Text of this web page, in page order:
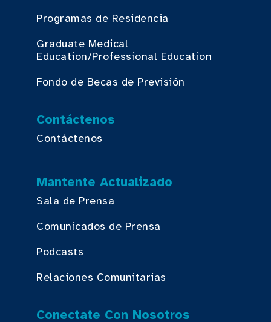
Programas de Residencia
Graduate Medical
Education/Professional Education
Fondo de Becas de Previsión
Contáctenos
Contáctenos
Mantente Actualizado
Sala de Prensa
Comunicados de Prensa
Podcasts
Relaciones Comunitarias
Conectate Con Nosotros